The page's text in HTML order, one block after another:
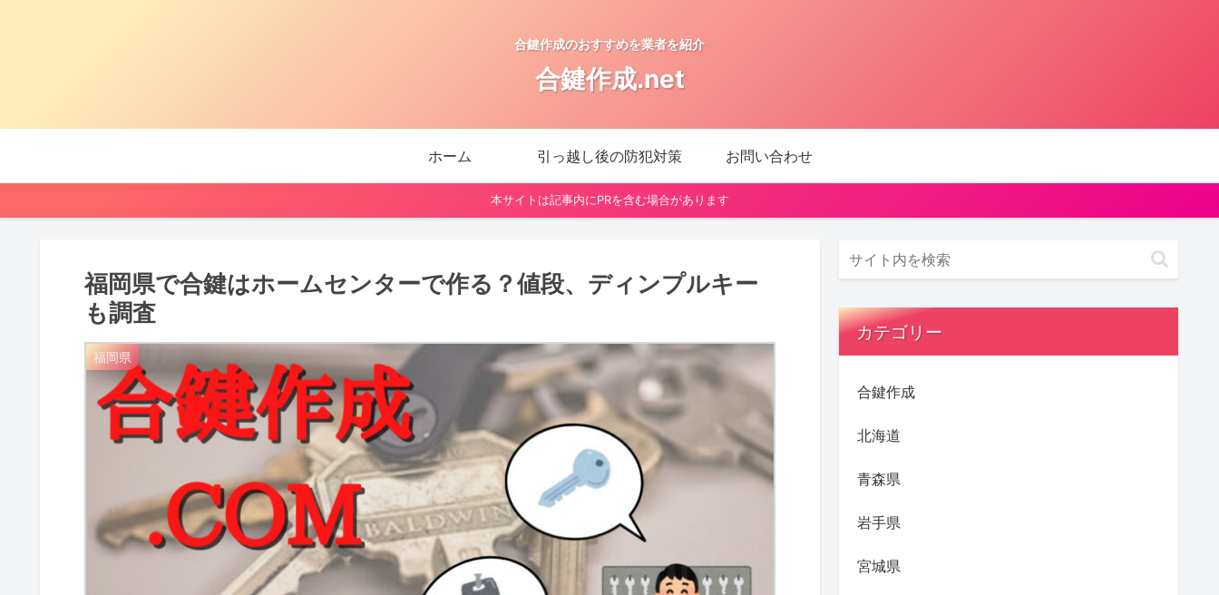
合鍵作成のおすすめを業者を紹介
合鍵作成.net
ホーム 引っ越し後の防犯対策 お問い合わせ
本サイトは記事内にPRを含む場合があります
福岡県で合鍵はホームセンターで作る？値段、ディンプルキー
も調査
福岡県
カテゴリー
合鍵作成
北海道
青森県
岩手県
宮城県